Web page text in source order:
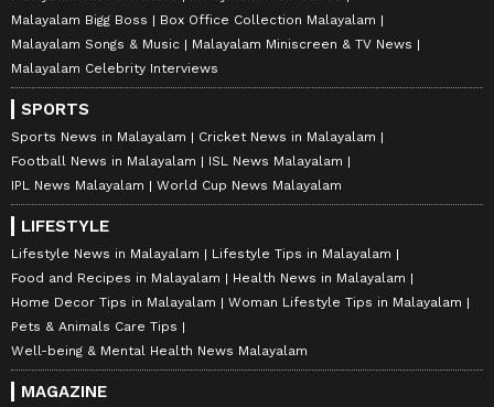
Malayalam Bigg Boss
Box Office Collection Malayalam
Malayalam Songs & Music
Malayalam Miniscreen & TV News
Malayalam Celebrity Interviews
SPORTS
Sports News in Malayalam
Cricket News in Malayalam
Football News in Malayalam
ISL News Malayalam
IPL News Malayalam
World Cup News Malayalam
LIFESTYLE
Lifestyle News in Malayalam
Lifestyle Tips in Malayalam
Food and Recipes in Malayalam
Health News in Malayalam
Home Decor Tips in Malayalam
Woman Lifestyle Tips in Malayalam
Pets & Animals Care Tips
Well-being & Mental Health News Malayalam
MAGAZINE